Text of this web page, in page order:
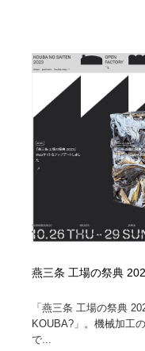
燕三条 工場の祭典
「燕三条 工場の祭典
KOUBA?」。機械加工
で...